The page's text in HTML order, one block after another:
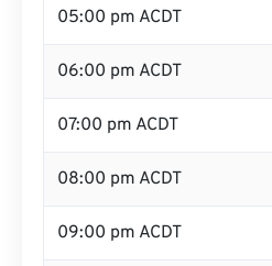
05:00 pm ACDT
06:00 pm ACDT
07:00 pm ACDT
08:00 pm ACDT
09:00 pm ACDT